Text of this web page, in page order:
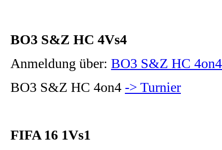
BO3 S&Z HC 4Vs4
Anmeldung über: BO3 S&Z HC
BO3 S&Z HC 4on4 -> Turnier
FIFA 16 1Vs1